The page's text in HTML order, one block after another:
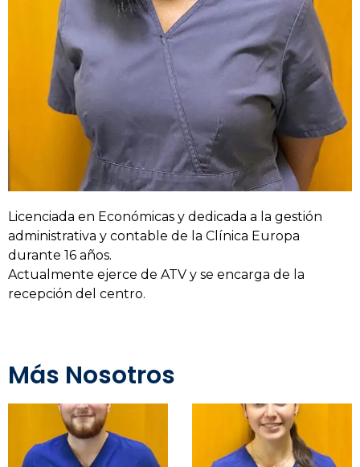
Licenciada en Económicas y dedicada a la gestión
administrativa y contable de la Clínica Europa
durante 16 años.
Actualmente ejerce de ATV y se encarga de la
recepción del centro.
Más Nosotros